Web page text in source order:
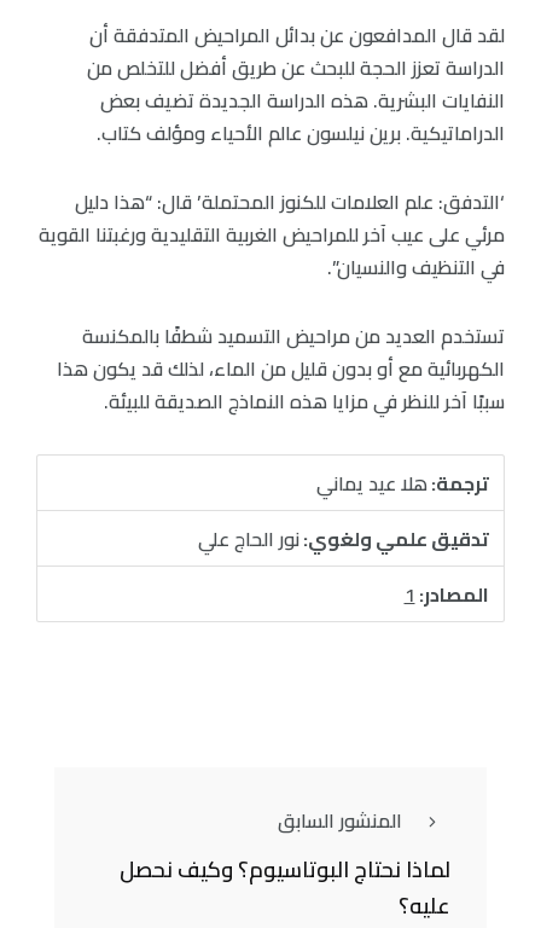
لقد قال المدافعون عن بدائل المراحيض المتدفقة أن
الدراسة تعزز الحجة للبحث عن طريق أفضل للتخلص من
النفايات البشرية. هذه الدراسة الجديدة تضيف بعض
الدراماتيكية. برين نيلسون عالم الأحياء ومؤلف كتاب.
‘التدفق: علم العلامات للكنوز المحتملة’ قال: “هذا دليل
مرئي على عيب آخر للمراحيض الغربية التقليدية ورغبتنا القوية
في التنظيف والنسيان”.
تستخدم العديد من مراحيض التسميد شطفًا بالمكنسة
الكهربائية مع أو بدون قليل من الماء، لذلك قد يكون هذا
سببًا آخر للنظر في مزايا هذه النماذج الصديقة للبيئة.
ترجمة:هلا عيد يماني
تدقيق علمي ولغوي:نور الحاج علي
المصادر:1
المنشور السابق
لماذا نحتاج البوتاسيوم؟ وكيف نحصل
عليه؟